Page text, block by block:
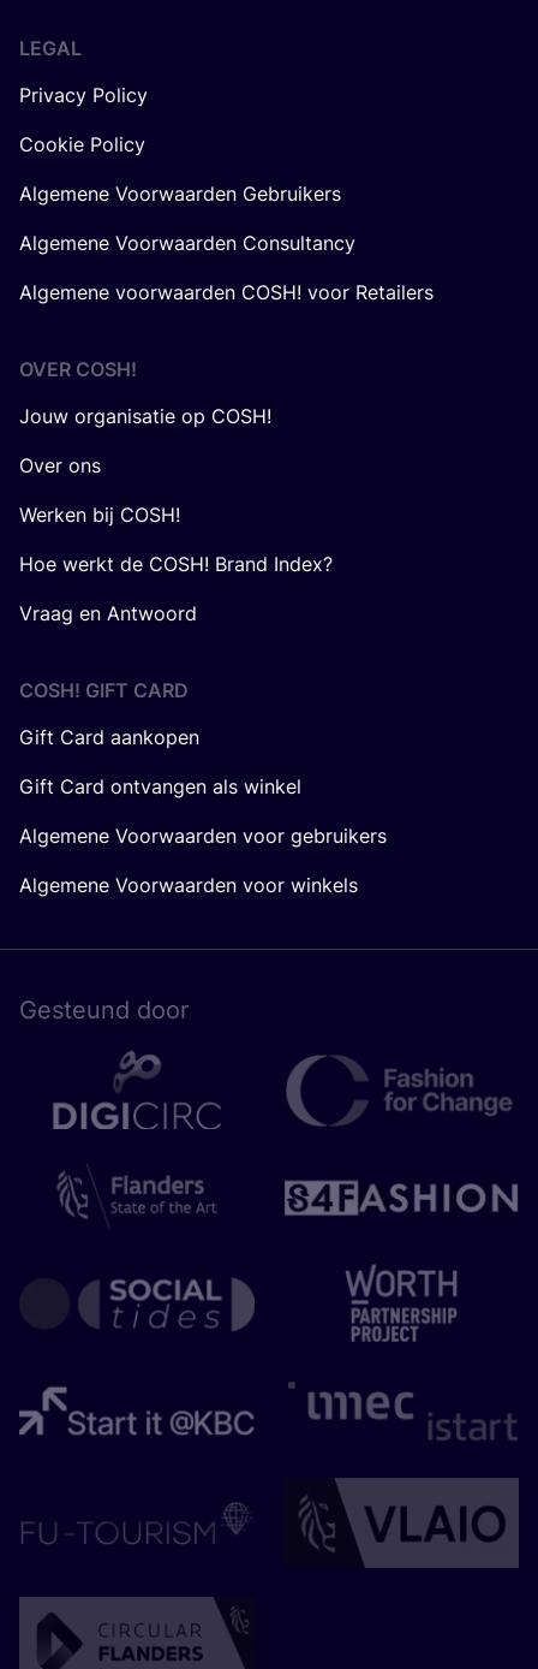
LEGAL
Privacy Policy
Cookie Policy
Algemene Voorwaarden Gebruikers
Algemene Voorwaarden Consultancy
Algemene voorwaarden COSH! voor Retailers
OVER COSH!
Jouw organisatie op COSH!
Over ons
Werken bij COSH!
Hoe werkt de COSH! Brand Index?
Vraag en Antwoord
COSH! GIFT CARD
Gift Card aankopen
Gift Card ontvangen als winkel
Algemene Voorwaarden voor gebruikers
Algemene Voorwaarden voor winkels
Gesteund door